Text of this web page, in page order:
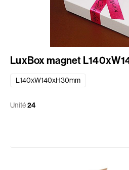
LuxBox magnet
L140xW140xH30mm
Unité24